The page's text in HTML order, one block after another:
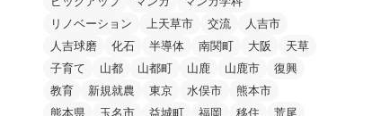
リノベーション
上天草市 交流
人吉市
人吉球磨
化石 半導体 南関町 大阪
天草
子育て
山都 山都町 山鹿 山鹿市
復興
教育
新規就農 東京 水俣市
熊本市
熊本県
玉名市 益城町 福岡 移住
荒尾